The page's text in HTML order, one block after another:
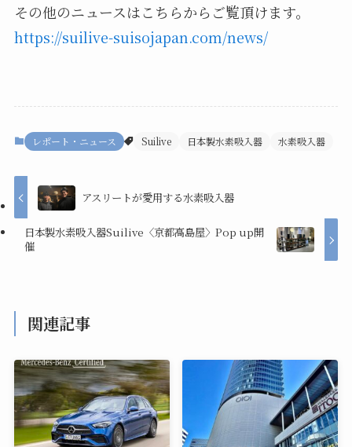
その他のニュースはこちらからご覧頂けます。
https://suilive-suisojapan.com/news/
レポート・ニュース Suilive 日本製水素吸入器 水素吸入器
アスリートが愛用する水素吸入器
日本製水素吸入器Suilive〈京都高島屋〉Pop up開
催
関連記事